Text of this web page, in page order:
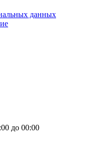
данных
до 00:00